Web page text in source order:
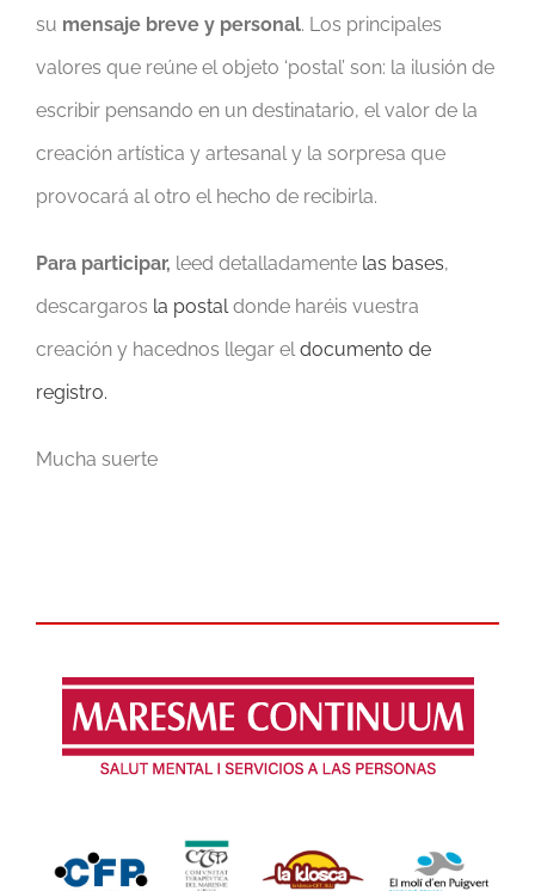
su mensaje breve y personal. Los principales
valores que reúne el objeto ‘postal’ son: la ilusión de
escribir pensando en un destinatario, el valor de la
creación artística y artesanal y la sorpresa que
provocará al otro el hecho de recibirla.
Para participar, leed detalladamente las bases,
descargaros la postaldonde haréis vuestra
creación y hacednos llegar eldocumento de
registro.
Mucha suerte